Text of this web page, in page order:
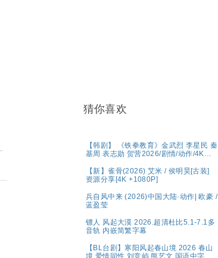
猜你喜欢
【韩剧】 《铁拳教育》金武烈 李星民 秦
基周 表志勋 贺营2026/剧情/动作/4K完
【新】雀骨(2026) 艾米 / 侯明昊[古装]
资源分享[4K +1080P]
兵自风中来 (2026)中国大陆·动作| 欧豪 /
蓝盈莹
镖人 风起大漠 2026.超清杜比5.1-7.1多
音轨 内嵌简繁字幕
【BL台剧】寒阳风起春山境 2026 春山
境 爱情同性 刘竞屿 熊艺文 国语中字 已